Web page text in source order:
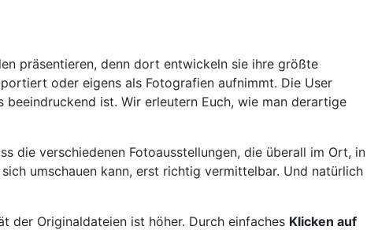
präsentieren, denn dort entwickeln sie ihre größte
oder eigens als Fotografien aufnimmt. Die User
ist. Wir erleutern Euch, wie man derartige
die verschiedenen Fotoausstellungen, die überall im Ort, in
umschauen kann, erst richtig vermittelbar. Und natürlich
der Originaldateien ist höher. Durch einfaches Klicken auf